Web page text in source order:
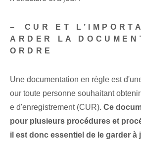
– ⁢CUR ET
ARDER LA
ORDRE
Une documentation en règle est
our toute personne souhaitant
e d'enregistrement (CUR).‍ Ce
pour plusieurs procédures et
il est donc essentiel de le garder à